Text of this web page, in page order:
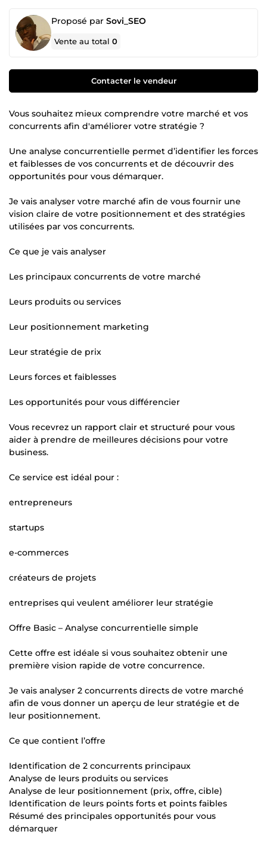
Proposé par Sovi_SEO
Vente au total0
Contacter le vendeur
Vous souhaitez mieux comprendre votre marché et vos
concurrents afin d'améliorer votre stratégie ?
Une analyse concurrentielle permet d’identifier les forces
et faiblesses de vos concurrents et de découvrir des
opportunités pour vous démarquer.
Je vais analyser votre marché afin de vous fournir une
vision claire de votre positionnement et des stratégies
utilisées par vos concurrents.
Ce que je vais analyser
Les principaux concurrents de votre marché
Leurs produits ou services
Leur positionnement marketing
Leur stratégie de prix
Leurs forces et faiblesses
Les opportunités pour vous différencier
Vous recevrez un rapport clair et structuré pour vous
aider à prendre de meilleures décisions pour votre
business.
Ce service est idéal pour :
entrepreneurs
startups
e-commerces
créateurs de projets
entreprises qui veulent améliorer leur stratégie
Offre Basic – Analyse concurrentielle simple
Cette offre est idéale si vous souhaitez obtenir une
première vision rapide de votre concurrence.
Je vais analyser 2 concurrents directs de votre marché
afin de vous donner un aperçu de leur stratégie et de
leur positionnement.
Ce que contient l’offre
Identification de 2 concurrents principaux
Analyse de leurs produits ou services
Analyse de leur positionnement (prix, offre, cible)
Identification de leurs points forts et points faibles
Résumé des principales opportunités pour vous
démarquer